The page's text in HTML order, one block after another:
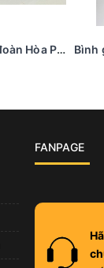
Mũ bảo hiểm - Tập đoàn Hòa Phát
FANPAGE